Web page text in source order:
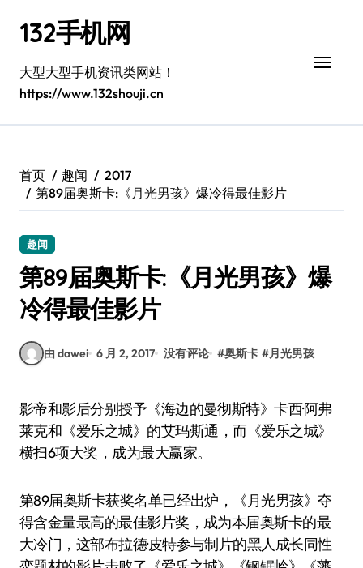
132手机网
大型大型手机资讯类网站！
https://www.132shouji.cn
首页 趣闻
2017
第89届奥斯卡:《月光男孩》爆冷得最佳影片
趣闻
第89届奥斯卡:《月光男孩》爆
冷得最佳影片
由 dawei 6 月 2, 2017 没有评论 #奥斯卡 #月光男孩
影帝和影后分别授予《海边的曼彻斯特》卡西·阿弗
莱克和《爱乐之城》的艾玛·斯通，而《爱乐之城》
横扫6项大奖，成为最大赢家。
第89届奥斯卡获奖名单已经出炉，《月光男孩》夺
得含金量最高的最佳影片奖，成为本届奥斯卡的最
大冷门，这部布拉德·皮特参与制片的黑人成长同性